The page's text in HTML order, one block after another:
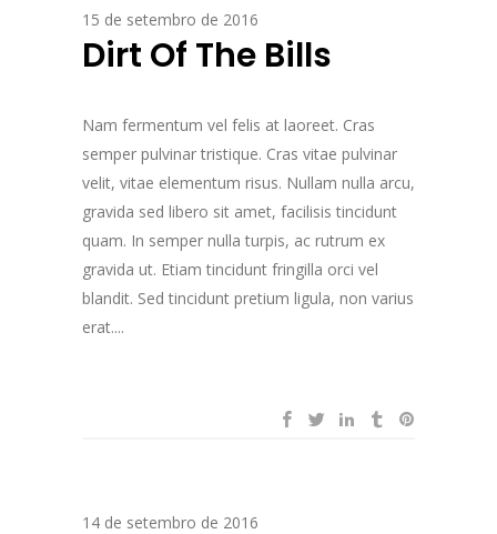
15 de setembro de 2016
Dirt Of The Bills
Nam fermentum vel felis at laoreet. Cras
semper pulvinar tristique. Cras vitae pulvinar
velit, vitae elementum risus. Nullam nulla arcu,
gravida sed libero sit amet, facilisis tincidunt
quam. In semper nulla turpis, ac rutrum ex
gravida ut. Etiam tincidunt fringilla orci vel
blandit. Sed tincidunt pretium ligula, non varius
erat....
14 de setembro de 2016